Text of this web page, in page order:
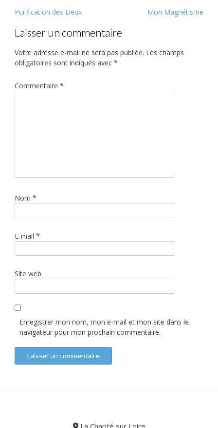
Post
Purification des Lieux Mon Magnétisme
Laisser un commentaire
Votre adresse e-mail ne sera pas publiée. Les champs
obligatoires sont indiqués avec *
Commentaire *
Nom *
E-mail *
Site web
Enregistrer mon nom, mon e-mail et mon site dans le
navigateur pour mon prochain commentaire.